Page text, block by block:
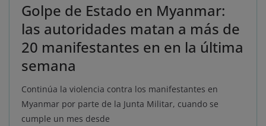
Golpe de Estado en Myanmar:
las autoridades matan a más de
20 manifestantes en en la última
semana
Continúa la violencia contra los manifestantes en
Myanmar por parte de la Junta Militar, cuando se
cumple un mes desde